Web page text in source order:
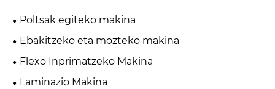
Poltsak egiteko makina
Ebakitzeko eta mozteko makina
Flexo Inprimatzeko Makina
Laminazio Makina